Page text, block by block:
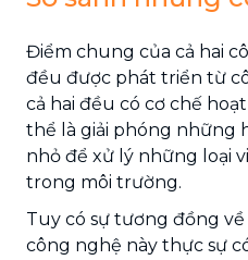
Điểm chung của cả hai
đều được phát triển từ
cả hai đều có cơ chế
thể là giải phóng những
nhỏ để xử lý những loại
trong môi trường.
Tuy có sự tương đồng
công nghệ này thực sự